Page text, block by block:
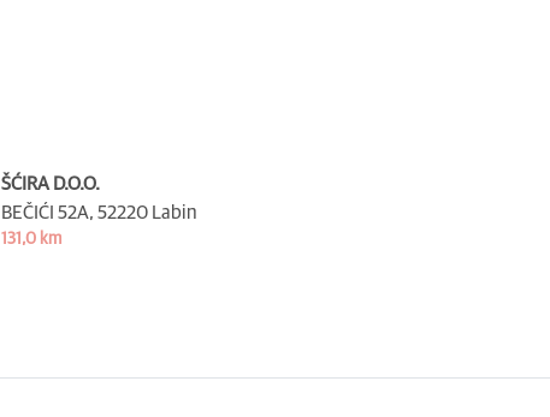
ŠĆIRA D.O.O.
BEČIĆI 52A, 52220 Labin
131,0 km